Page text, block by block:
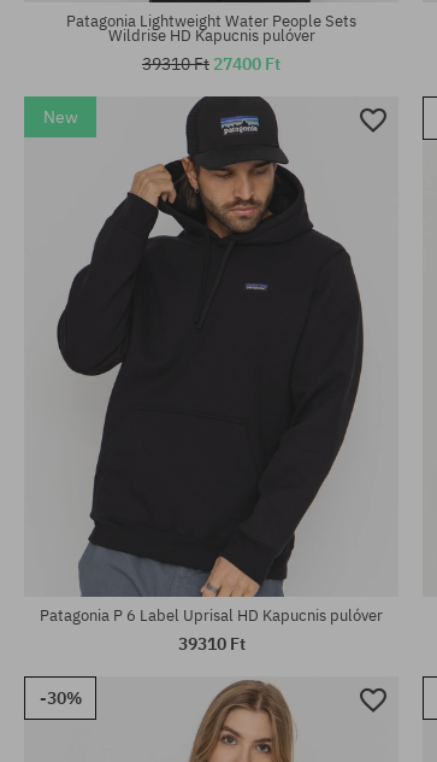
Elérhető méretek:
Patagonia Lightweight Water People Sets
Wildrise HD Kapucnis pulóver
39310 Ft 27400 Ft
New
Patagonia P 6 Label Uprisal HD Kapucnis pulóver
39310 Ft
-30%